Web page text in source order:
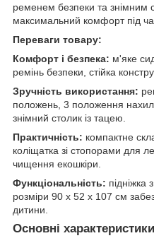
ременем безпеки та знімним
максимальний комфорт під
Переваги товару:
Комфорт і безпека: м'яке
ремінь безпеки, стійка
Зручність використання:
положень, 3 положення
знімний столик із тацею.
Практичність: компактне
коліщатка зі стопорами для
чищення екошкіри.
Функціональність:
розміри 90 х 52 х 107 см
дитини.
Основні характеристики